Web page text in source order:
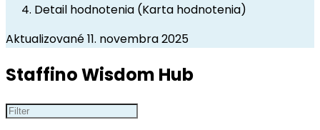
Detail hodnotenia (Karta hodnotenia)
Aktualizované 11. novembra 2025
Staffino Wisdom Hub